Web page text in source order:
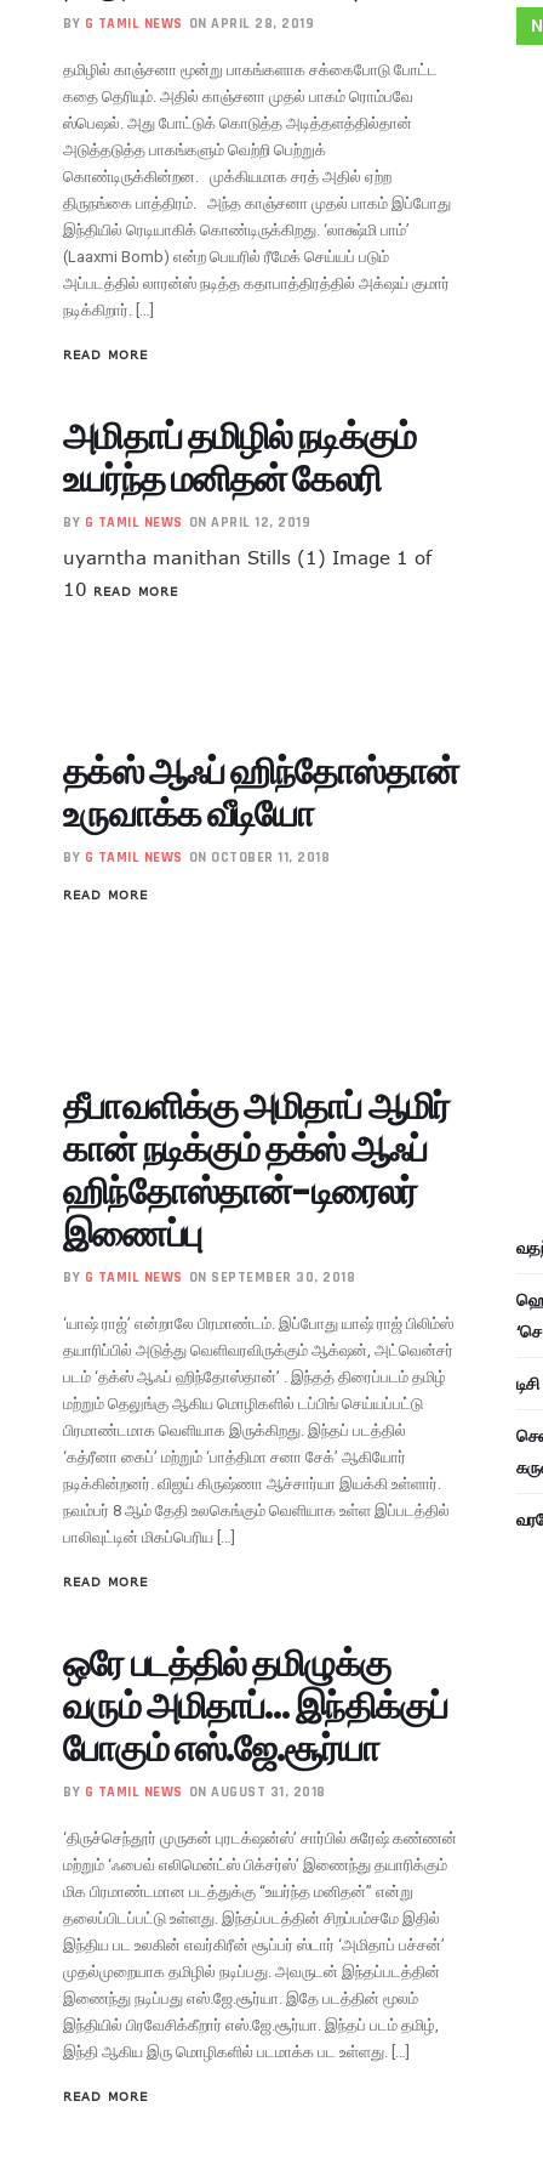
BY G TAMIL NEWS ON APRIL 28, 2019
தமிழில் காஞ்சனா மூன்று பாகங்களாக சக்கைபோடு போட்ட
கதை தெரியும். அதில் காஞ்சனா முதல் பாகம் ரொம்பவே
ஸ்பெஷல். அது போட்டுக் கொடுத்த அடித்தளத்தில்தான்
அடுத்தடுத்த பாகங்களும் வெற்றி பெற்றுக்
கொண்டிருக்கின்றன. முக்கியமாக சரத் அதில் ஏற்ற
திருநங்கை பாத்திரம். அந்த காஞ்சனா முதல் பாகம் இப்போது
இந்தியில் ரெடியாகிக் கொண்டிருக்கிறது. ‘லாக்ஷ்மி பாம்’
(Laaxmi Bomb) என்ற பெயரில் ரீமேக் செய்யப் படும்
அப்படத்தில் லாரன்ஸ் நடித்த கதாபாத்திரத்தில் அக்‌ஷய் குமார்
நடிக்கிறார். […]
READ MORE
அமிதாப் தமிழில் நடிக்கும்
உயர்ந்த மனிதன் கேலரி
BY G TAMIL NEWS ON APRIL 12, 2019
uyarntha manithan Stills (1) Image 1 of
10 READ MORE
தக்ஸ் ஆஃப் ஹிந்தோஸ்தான்
உருவாக்க வீடியோ
BY G TAMIL NEWS ON OCTOBER 11, 2018
READ MORE
தீபாவளிக்கு அமிதாப் ஆமிர்
கான் நடிக்கும் தக்ஸ் ஆஃப்
ஹிந்தோஸ்தான்-டிரைலர்
இணைப்பு
BY G TAMIL NEWS ON SEPTEMBER 30, 2018
‘யாஷ் ராஜ்’ என்றாலே பிரமாண்டம். இப்போது யாஷ் ராஜ் பிலிம்ஸ்
தயாரிப்பில் அடுத்து வெளிவரவிருக்கும் ஆக்‌ஷன், அட்வென்சர்
படம் ‘தக்ஸ் ஆஃப் ஹிந்தோஸ்தான்’ . இந்தத் திரைப்படம் தமிழ்
மற்றும் தெலுங்கு ஆகிய மொழிகளில் டப்பிங் செய்யப்பட்டு
பிரமாண்டமாக வெளியாக இருக்கிறது. இந்தப் படத்தில்
‘கத்ரீனா கைப்’ மற்றும் ‘பாத்திமா சனா சேக்’ ஆகியோர்
நடிக்கின்றனர். விஜய் கிருஷ்ணா ஆச்சார்யா இயக்கி உள்ளார்.
நவம்பர் 8 ஆம் தேதி உலகெங்கும் வெளியாக உள்ள இப்படத்தில்
பாலிவுட்டின் மிகப்பெரிய […]
READ MORE
ஒரே படத்தில் தமிழுக்கு
வரும் அமிதாப்… இந்திக்குப்
போகும் எஸ்.ஜே.சூர்யா
BY G TAMIL NEWS ON AUGUST 31, 2018
‘திருச்செந்தூர் முருகன் புரடக்‌ஷன்ஸ்’ சார்பில் சுரேஷ் கண்ணன்
மற்றும் ‘ஃபைவ் எலிமென்ட்ஸ் பிக்சர்ஸ்’ இணைந்து தயாரிக்கும்
மிக பிரமாண்டமான படத்துக்கு “உயர்ந்த மனிதன்” என்று
தலைப்பிடப்பட்டு உள்ளது. இந்தப்படத்தின் சிறப்பம்சமே இதில்
இந்திய பட உலகின் எவர்கிரீன் சூப்பர் ஸ்டார் ‘அமிதாப் பச்சன்’
முதல்முறையாக தமிழில் நடிப்பது. அவருடன் இந்தப்படத்தின்
இணைந்து நடிப்பது எஸ்.ஜே.சூர்யா. இதே படத்தின் மூலம்
இந்தியில் பிரவேசிக்கீறார் எஸ்.ஜே.சூர்யா. இந்தப் படம் தமிழ்,
இந்தி ஆகிய இரு மொழிகளில் படமாக்க பட உள்ளது. […]
READ MORE